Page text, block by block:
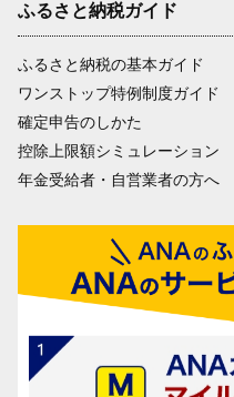
ふるさと納税ガイド
ふるさと納税の基本ガイド
ワンストップ特例制度ガイド
確定申告のしかた
控除上限額シミュレーション
年金受給者・自営業者の方へ